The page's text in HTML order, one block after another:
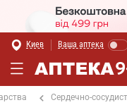
Киев Ваша аптека
Сердечно-